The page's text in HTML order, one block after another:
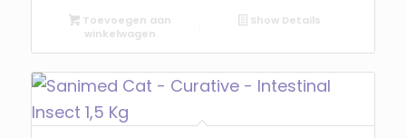
Toevoegen aan
winkelwagen
Show Details